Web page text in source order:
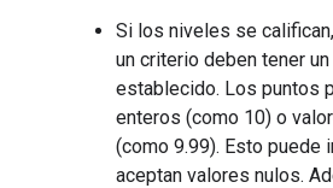
Si los niveles se
un criterio deben tener
establecido. Los puntos
enteros (como 10) o
(como 9.99). Esto puede
aceptan valores nulos.